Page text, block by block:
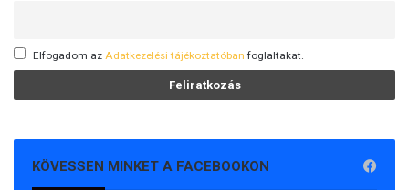
Elfogadom az Adatkezelési tájékoztatóban foglaltakat.
KÖVESSEN MINKET A FACEBOOKON